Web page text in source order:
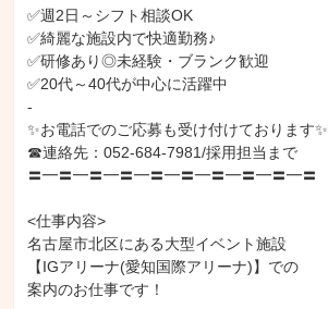
✅週2日～シフト相談OK
✅綺麗な施設内で快適勤務♪
✅研修あり◎未経験・ブランク歓迎
✅20代～40代が中心に活躍中
-
✨お電話でのご応募も受け付けております✨
☎連絡先：052-684-7981/採用担当まで
〓━〓━〓━〓━〓━〓━〓━〓━〓━〓
<仕事内容>
名古屋市北区にある大型イベント施設
【IGアリーナ(愛知国際アリーナ)】での
案内のお仕事です！